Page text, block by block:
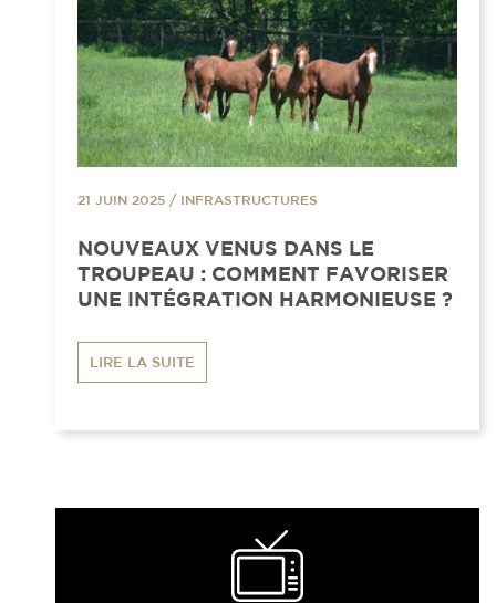
21 JUIN 2025 / INFRASTRUCTURES
NOUVEAUX VENUS DANS LE
TROUPEAU : COMMENT FAVORISER
UNE INTÉGRATION HARMONIEUSE ?
LIRE LA SUITE